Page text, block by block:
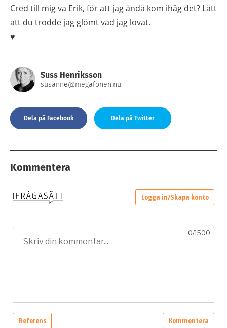
Cred till mig va Erik, för att jag ändå kom ihåg det? Lätt
att du trodde jag glömt vad jag lovat.
♥
Suss Henriksson
susanne@megafonen.nu
Dela på Facebook Dela på Twitter
Kommentera